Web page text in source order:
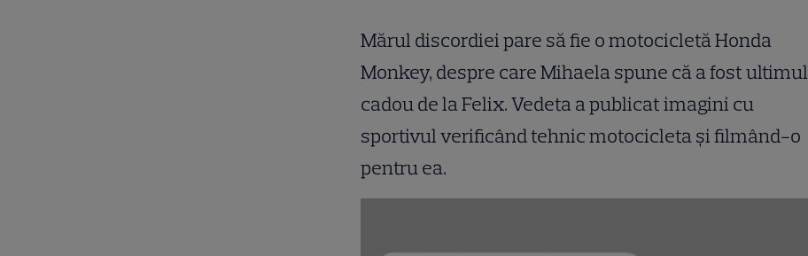
Mărul discordiei pare să fie o motocicletă Honda
Monkey, despre care Mihaela spune că a fost ultimul
cadou de la Felix. Vedeta a publicat imagini cu
sportivul verificând tehnic motocicleta și filmând-o
pentru ea.